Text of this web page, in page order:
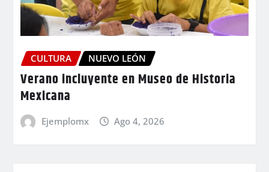
CULTURA NUEVO LEÓN
Verano incluyente en Museo de Historia
Mexicana
Ejemplomx Ago 4, 2026